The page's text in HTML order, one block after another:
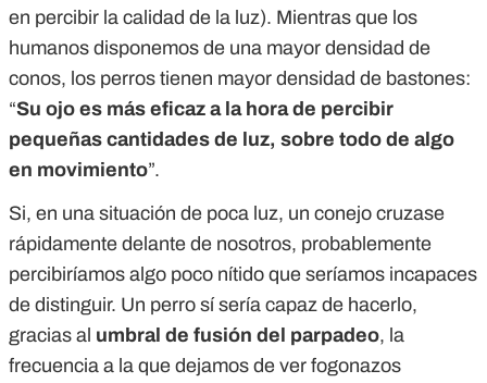
en percibir la calidad de la luz). Mientras que los
humanos disponemos de una mayor densidad de
conos, los perros tienen mayor densidad de bastones:
“Su ojo es más eficaz a la hora de percibir
pequeñas cantidades de luz, sobre todo de algo
en movimiento”.
Si, en una situación de poca luz, un conejo cruzase
rápidamente delante de nosotros, probablemente
percibiríamos algo poco nítido que seríamos incapaces
de distinguir. Un perro sí sería capaz de hacerlo,
gracias al umbral de fusión del parpadeo, la
frecuencia a la que dejamos de ver fogonazos